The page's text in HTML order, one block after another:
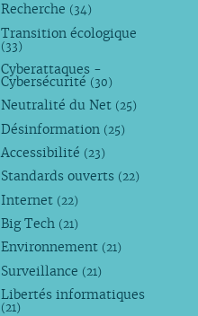
Recherche (34)
Transition écologique
(33)
Cyberattaques -
Cybersécurité (30)
Neutralité du Net (25)
Désinformation (25)
Accessibilité (23)
Standards ouverts (22)
Internet (22)
Big Tech (21)
Environnement (21)
Surveillance (21)
Libertés informatiques
(21)